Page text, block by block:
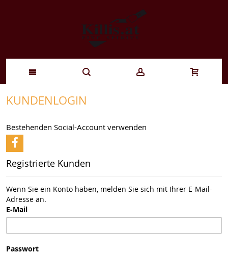
Zum
springen
KUNDENLOGIN
Bestehenden Social-Account verwenden
Registrierte Kunden
Wenn Sie ein Konto haben, melden Sie sich mit Ihrer E-Mail-
Adresse an.
E-Mail
Passwort